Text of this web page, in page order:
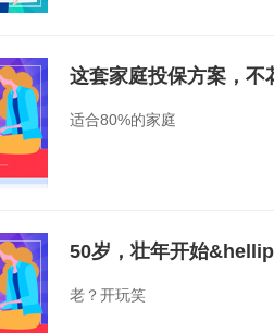
这套家庭投保方案，不
适合80%的家庭
50岁，壮年开始
老？开玩笑